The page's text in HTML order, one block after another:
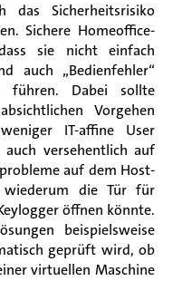
Sicherheitsrisiko
Sichere Homeoffice-
sie nicht einfach
auch „Bedienfehler“
führen. Dabei sollte
Vorgehen
IT-affine User
auch versehentlich auf
auf dem Host-
die Tür für
öffnen könnte.
beispielsweise
geprüft wird, ob
virtuellen Maschine